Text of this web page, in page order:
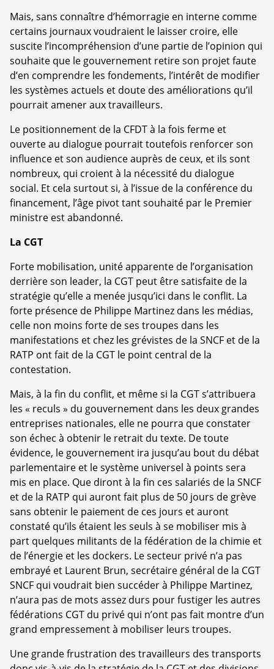
Mais, sans connaître d’hémorragie en interne comme
certains journaux voudraient le laisser croire, elle
suscite l’incompréhension d’une partie de l’opinion qui
souhaite que le gouvernement retire son projet faute
d’en comprendre les fondements, l’intérêt de modifier
les systèmes actuels et doute des améliorations qu’il
pourrait amener aux travailleurs.
Le positionnement de la CFDT à la fois ferme et
ouverte au dialogue pourrait toutefois renforcer son
influence et son audience auprès de ceux, et ils sont
nombreux, qui croient à la nécessité du dialogue
social. Et cela surtout si, à l’issue de la conférence du
financement, l’âge pivot tant souhaité par le Premier
ministre est abandonné.
La CGT
Forte mobilisation, unité apparente de l’organisation
derrière son leader, la CGT peut être satisfaite de la
stratégie qu’elle a menée jusqu’ici dans le conflit. La
forte présence de Philippe Martinez dans les médias,
celle non moins forte de ses troupes dans les
manifestations et chez les grévistes de la SNCF et de la
RATP ont fait de la CGT le point central de la
contestation.
Mais, à la fin du conflit, et même si la CGT s’attribuera
les « reculs » du gouvernement dans les deux grandes
entreprises nationales, elle ne pourra que constater
son échec à obtenir le retrait du texte. De toute
évidence, le gouvernement ira jusqu’au bout du débat
parlementaire et le système universel à points sera
mis en place. Que diront à la fin ces salariés de la SNCF
et de la RATP qui auront fait plus de 50 jours de grève
sans obtenir le paiement de ces jours et auront
constaté qu’ils étaient les seuls à se mobiliser mis à
part quelques militants de la fédération de la chimie et
de l’énergie et les dockers. Le secteur privé n’a pas
embrayé et Laurent Brun, secrétaire général de la CGT
SNCF qui voudrait bien succéder à Philippe Martinez,
n’aura pas de mots assez durs pour fustiger les autres
fédérations CGT du privé qui n’ont pas fait montre d’un
grand empressement à mobiliser leurs troupes.
Une grande frustration des travailleurs des transports